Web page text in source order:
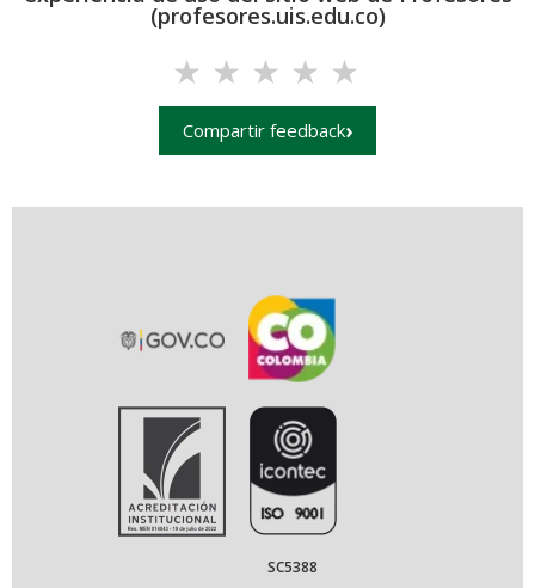
(profesores.uis.edu.co)